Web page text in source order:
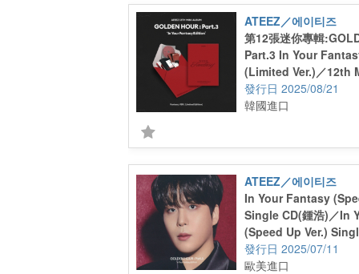
ATEEZ／에이티즈
第12張迷你專輯
Part.3 In Your
(Limited Ver.)／12th
Album:GOLDEN
Your Fantasy
2025/08/21
韓國進口
ATEEZ／에이티즈
In Your Fantasy
Single CD(鍾浩)／In
(Speed Up Ver.)
CD(JONGHO)
2025/07/11
歐美進口